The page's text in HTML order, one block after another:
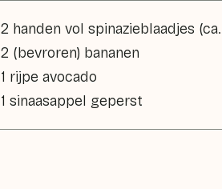
2 handen vol spinazieblaadjes
2 (bevroren) bananen
1 rijpe avocado
1 sinaasappel geperst